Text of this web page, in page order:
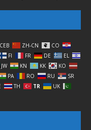
CEB ZH-CN
CO
FI FR DE
EL
JW KN KK
KO
PA RO RU
SR
TH TR
UK